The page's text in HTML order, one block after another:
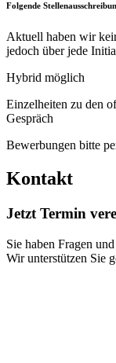
Folgende
Aktuell haben wir
jedoch über jede
Hybrid möglich
Einzelheiten zu den
Gespräch
Bewerbungen bitte
Kontakt
Jetzt Termin
Sie haben Fragen
Wir unterstützen Sie